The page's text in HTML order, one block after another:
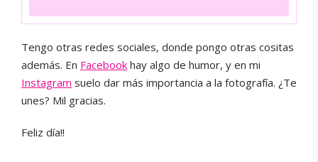
Tengo otras redes sociales, donde pongo otras cositas
además. En Facebook hay algo de humor, y en mi
Instagram suelo dar más importancia a la fotografía. ¿Te
unes? Mil gracias.
Feliz día!!